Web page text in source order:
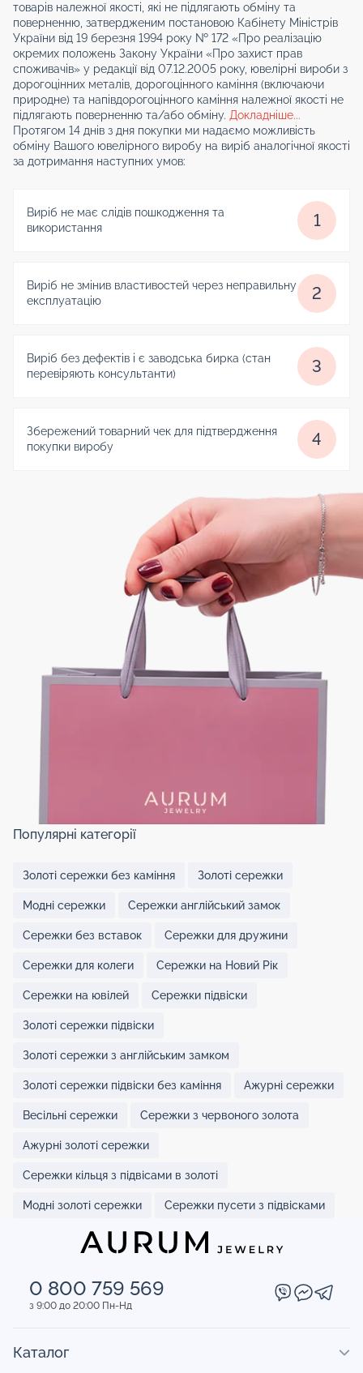
товарів належної якості, які не підлягають обміну та
поверненню, затвердженим постановою Кабінету Міністрів
України від 19 березня 1994 року № 172 «Про реалізацію
окремих положень Закону України «Про захист прав
споживачів» у редакції від 07.12.2005 року, ювелірні вироби з
дорогоцінних металів, дорогоцінного каміння (включаючи
природне) та напівдорогоцінного каміння належної якості не
підлягають поверненню та/або обміну. Докладніше...
Протягом 14 днів з дня покупки ми надаємо можливість
обміну Вашого ювелірного виробу на виріб аналогічної якості
за дотримання наступних умов:
Виріб не має слідів пошкодження та
використання
1
Виріб не змінив властивостей через неправильну
експлуатацію
2
Виріб без дефектів і є заводська бирка (стан
перевіряють консультанти)
3
Збережений товарний чек для підтвердження
покупки виробу
4
Популярні категорії
Золоті сережки без каміння Золоті сережки
Модні сережки Сережки англійський замок
Сережки без вставок Сережки для дружини
Сережки для колеги Сережки на Новий Рік
Сережки на ювілей Сережки підвіски
Золоті сережки підвіски
Золоті сережки з англійським замком
Золоті сережки підвіски без каміння Ажурні сережки
Весільні сережки Сережки з червоного золота
Ажурні золоті сережки
Сережки кільця з підвісами в золоті
Модні золоті сережки Сережки пусети з підвісками
0 800 759 569
з 9:00 до 20:00 Пн-Нд
Каталог